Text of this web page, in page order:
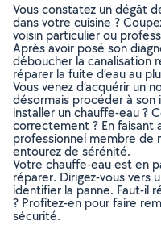
Vous constatez un dégât
dans votre cuisine ?
voisin particulier ou
Après avoir posé son
déboucher la canalisation
réparer la fuite d’eau au
Vous venez d’acquérir un
désormais procéder à
installer un chauffe-eau ?
correctement ? En faisant
professionnel membre de
entourez de sérénité.
Votre chauffe-eau est en
réparer. Dirigez-vous vers
identifier la panne. Faut-il
? Profitez-en pour faire
sécurité.